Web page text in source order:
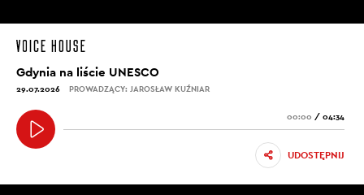
Gdynia na liście UNESCO
29.07.2026 PROWADZĄCY: JAROSŁAW KUŹNIAR
00:00 / 04:34
UDOSTĘPNIJ